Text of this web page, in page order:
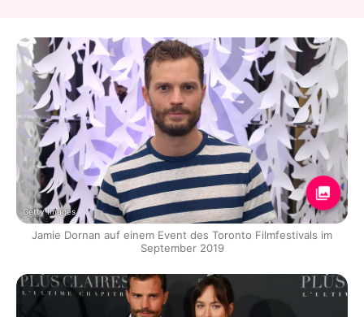
Getty Images
Jamie Dornan auf einem Event des Toronto Filmfestivals im
September 2019